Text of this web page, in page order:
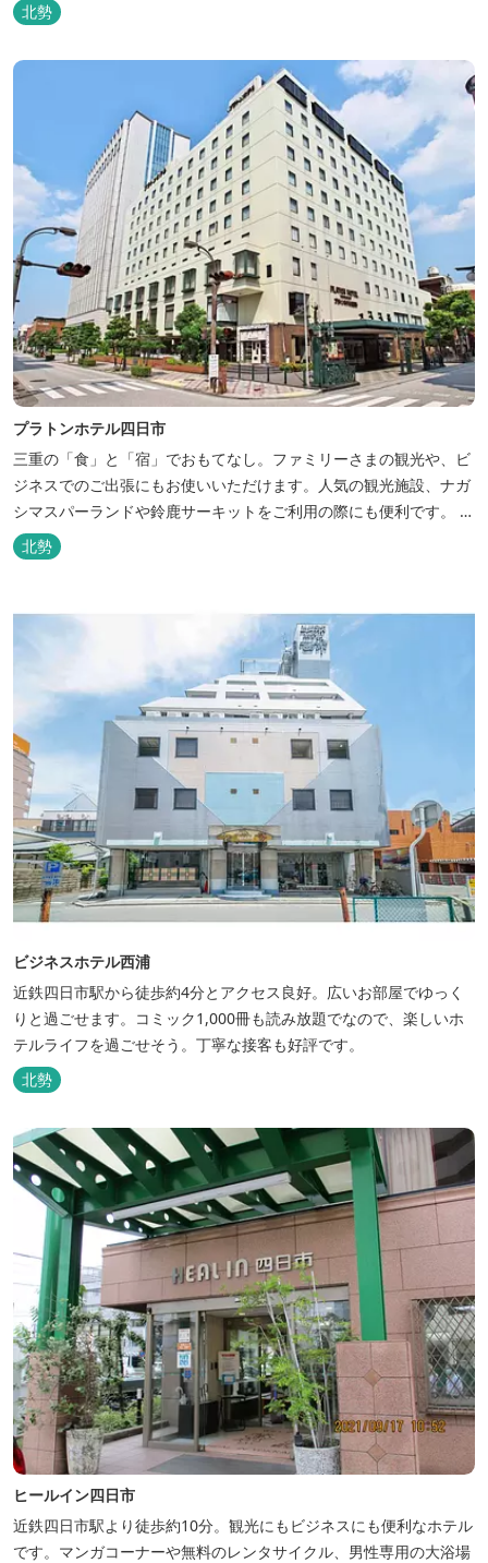
北勢
プラトンホテル四日市
三重の「食」と「宿」でおもてなし。ファミリーさまの観光や、ビ
ジネスでのご出張にもお使いいただけます。人気の観光施設、ナガ
シマスパーランドや鈴鹿サーキットをご利用の際にも便利です。 和
食、イタリアン、中華と多彩な三重の味をどうぞお楽しみくださ
い。近鉄四日市駅から徒歩３分と、公共交通機関でのお越しにも大
北勢
ビジネスホテル西浦
近鉄四日市駅から徒歩約4分とアクセス良好。広いお部屋でゆっく
りと過ごせます。コミック1,000冊も読み放題でなので、楽しいホ
テルライフを過ごせそう。丁寧な接客も好評です。
北勢
ヒールイン四日市
近鉄四日市駅より徒歩約10分。観光にもビジネスにも便利なホテル
です。マンガコーナーや無料のレンタサイクル、男性専用の大浴場